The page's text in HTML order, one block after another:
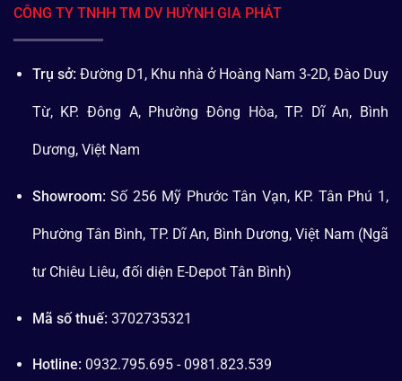
CÔNG TY TNHH TM DV HUỲNH GIA PHÁT
Trụ sở: Đường D1, Khu nhà ở Hoàng Nam 3-2D, Đào Duy
Từ, KP. Đông A, Phường Đông Hòa, TP. Dĩ An, Bình
Dương, Việt Nam
Showroom: Số 256 Mỹ Phước Tân Vạn, KP. Tân Phú 1,
Phường Tân Bình, TP. Dĩ An, Bình Dương, Việt Nam (Ngã
tư Chiêu Liêu, đối diện E-Depot Tân Bình)
Mã số thuế: 3702735321
Hotline: 0932.795.695 - 0981.823.539